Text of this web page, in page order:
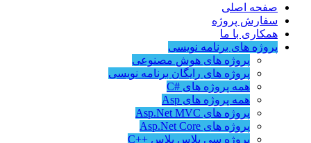
صفحه اصلی
سفارش پروژه
همکاری با ما
پروژه های برنامه نویسی
پروژه های هوش مصنوعی
پروژه های رایگان برنامه نویسی
همه پروژه های #C
همه پروژه های Asp
پروژه های Asp.Net MVC
پروژه های Asp.Net Core
پروژه سی پلاس پلاس ++C